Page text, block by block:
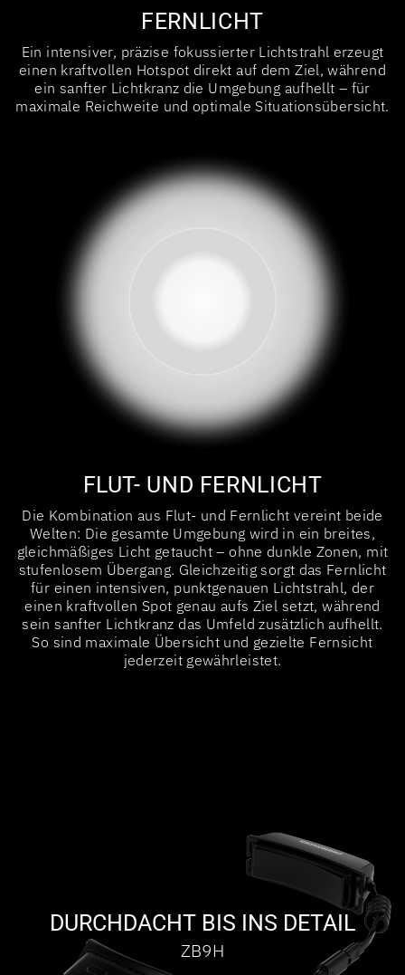
FERNLICHT
Ein intensiver, präzise fokussierter Lichtstrahl erzeugt
einen kraftvollen Hotspot direkt auf dem Ziel, während
ein sanfter Lichtkranz die Umgebung aufhellt – für
maximale Reichweite und optimale Situationsübersicht.
FLUT- UND FERNLICHT
Die Kombination aus Flut- und Fernlicht vereint beide
Welten: Die gesamte Umgebung wird in ein breites,
gleichmäßiges Licht getaucht – ohne dunkle Zonen, mit
stufenlosem Übergang. Gleichzeitig sorgt das Fernlicht
für einen intensiven, punktgenauen Lichtstrahl, der
einen kraftvollen Spot genau aufs Ziel setzt, während
sein sanfter Lichtkranz das Umfeld zusätzlich aufhellt.
So sind maximale Übersicht und gezielte Fernsicht
jederzeit gewährleistet.
DURCHDACHT BIS INS DETAIL
ZB9H